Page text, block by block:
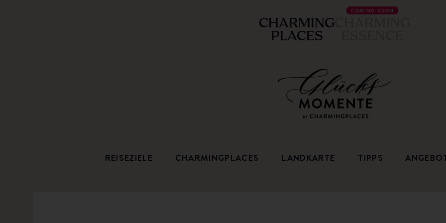
CHARMING
PLACES
COMING SOON
REISEZIELE CHARMINGPLACES LANDKARTE TIPPS